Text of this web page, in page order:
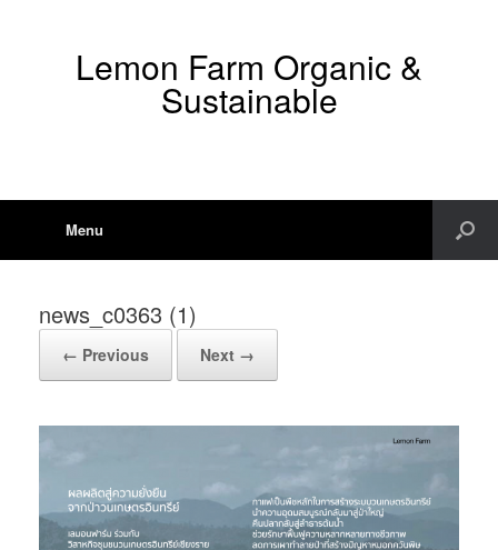
Lemon Farm Organic &
Sustainable
Menu
news_c0363 (1)
← Previous Next →